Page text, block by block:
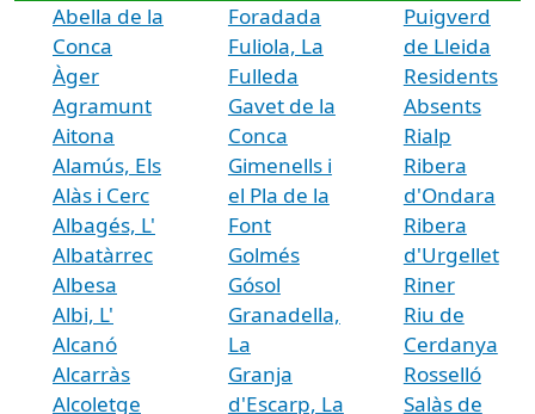
Abella de la
Conca
Àger
Agramunt
Aitona
Alamús, Els
Alàs i Cerc
Albagés, L'
Albatàrrec
Albesa
Albi, L'
Alcanó
Alcarràs
Alcoletge
Foradada
Fuliola, La
Fulleda
Gavet de la
Conca
Gimenells i
el Pla de la
Font
Golmés
Gósol
Granadella,
La
Granja
d'Escarp, La
Puigverd
de Lleida
Residents
Absents
Rialp
Ribera
d'Ondara
Ribera
d'Urgellet
Riner
Riu de
Cerdanya
Rosselló
Salàs de